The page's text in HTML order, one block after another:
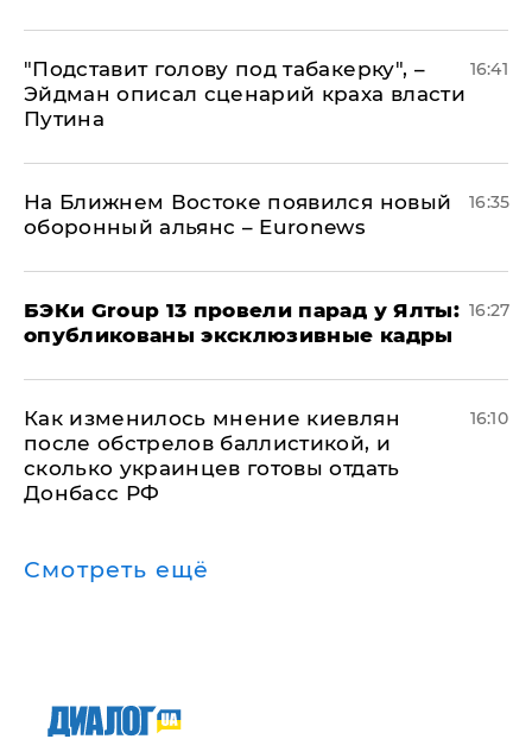
​"Подставит голову под табакерку", –
Эйдман описал сценарий краха власти
Путина
16:41
На Ближнем Востоке появился новый
оборонный альянс – Euronews
16:35
​БЭКи Group 13 провели парад у Ялты:
опубликованы эксклюзивные кадры
16:27
Как изменилось мнение киевлян
после обстрелов баллистикой, и
сколько украинцев готовы отдать
Донбасс РФ
16:10
Смотреть ещё